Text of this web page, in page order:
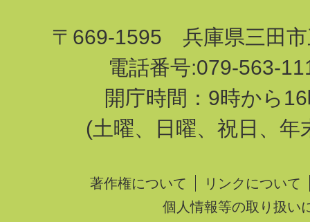
〒669-1595 兵庫県三田市
電話番号:079-563-
開庁時間：9時から
(土曜、日曜、祝日、年
著作権について
リンクについて
個人情報等の取り扱い